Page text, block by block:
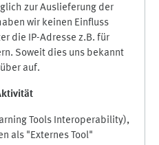
zur Auslieferung der
wir keinen Einfluss
die IP-Adresse z.B. für
Soweit dies uns bekannt
auf.
Tools Interoperability),
als "Externes Tool"